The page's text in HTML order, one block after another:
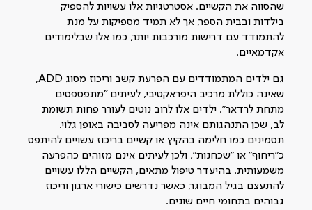
שהסווה את הקשיים. אסטרטגיות אלו עשויות להספיק
בילדות ובבית הספר, אך לא תמיד מספיקות על מנת
להתמודד עם דרישות מורכבות יותר, כמו אלו שבלימודים
אקדמאיים.
גם ילדים המתמודדים עם הפרעת קשב וריכוז מסוג ADD,
שאינה כוללת מרכיב היפראקטיבי, לעיתים ״מתפספסים
מתחת לרדאר״. ילדים אלו לרוב נוטים לעורר פחות תשומת
לב, שכן התנהגותם אינה מפריעה לסביבה באופן גלוי.
תסמינים כמו חלימה בהקיץ או קשיים בריכוז עשויים להיתפס
כ"ריחוף" או "שכחנות", ולכן לעיתים אינם מזוהים כהפרעה
משמעותית. בהיעדר טיפול מתאים, הקשיים הללו עשויים
להתעצם בגיל המבוגר, כאשר נדרשים כישורי ארגון וריכוז
גבוהים בתחומי חיים שונים.